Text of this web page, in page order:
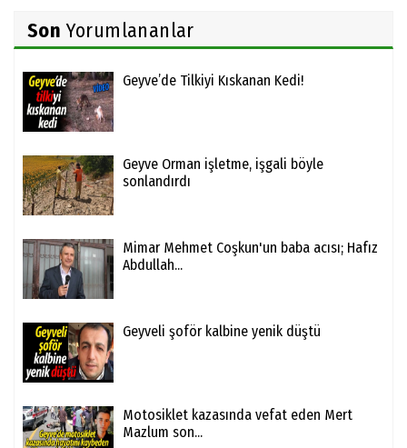
Son Yorumlananlar
Geyve’de Tilkiyi Kıskanan Kedi!
Geyve Orman işletme, işgali böyle
sonlandırdı
Mimar Mehmet Coşkun'un baba acısı; Hafız
Abdullah...
Geyveli şoför kalbine yenik düştü
Motosiklet kazasında vefat eden Mert
Mazlum son...